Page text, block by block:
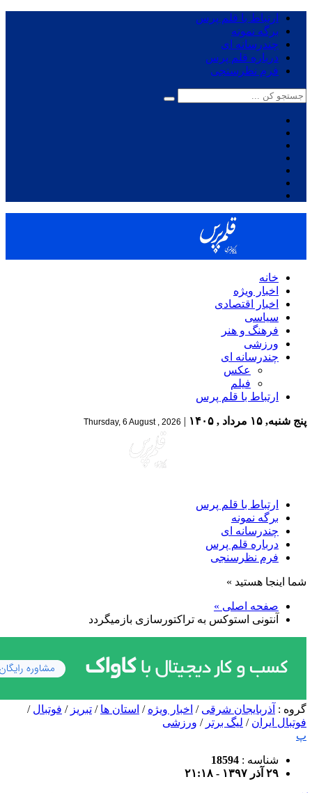
ارتباط با قلم پرس
برگه نمونه
چندرسانه ای
درباره قلم پرس
فرم نظرسنجی
خانه
اخبار ویژه
اخبار اقتصادی
سیاسی
فرهنگ و هنر
ورزشی
چندرسانه ای
عکس
فیلم
ارتباط با قلم پرس
پنج شنبه, ۱۵ مرداد , ۱۴۰۵ |
Thursday, 6 August , 2026
ارتباط با قلم پرس
برگه نمونه
چندرسانه ای
درباره قلم پرس
فرم نظرسنجی
شما اینجا هستید »
صفحه اصلی »
آنتونی استوکس به تراکتورسازی بازمیگردد
گروه : آذربایجان شرقی / اخبار ویژه / استان ها / تبریز / فوتبال /
فوتبال ایران / لیگ برتر / ورزشی
پ
شناسه : 18594
۲۹ آذر ۱۳۹۷ - ۲۱:۱۸